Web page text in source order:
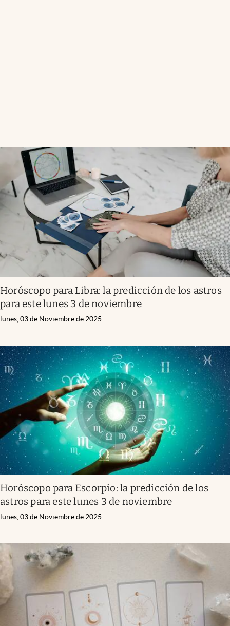
Horóscopo para Libra: la predicción de los astros
para este lunes 3 de noviembre
lunes, 03 de Noviembre de 2025
Horóscopo para Escorpio: la predicción de los
astros para este lunes 3 de noviembre
lunes, 03 de Noviembre de 2025